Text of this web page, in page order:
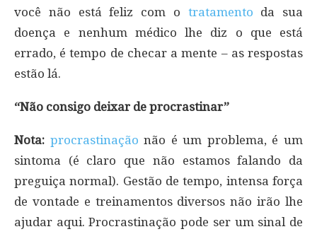
você não está feliz com o tratamento da sua
doença e nenhum médico lhe diz o que está
errado, é tempo de checar a mente – as respostas
estão lá.
“Não consigo deixar de procrastinar”
Nota: procrastinação não é um problema, é um
sintoma (é claro que não estamos falando da
preguiça normal). Gestão de tempo, intensa força
de vontade e treinamentos diversos não irão lhe
ajudar aqui. Procrastinação pode ser um sinal de